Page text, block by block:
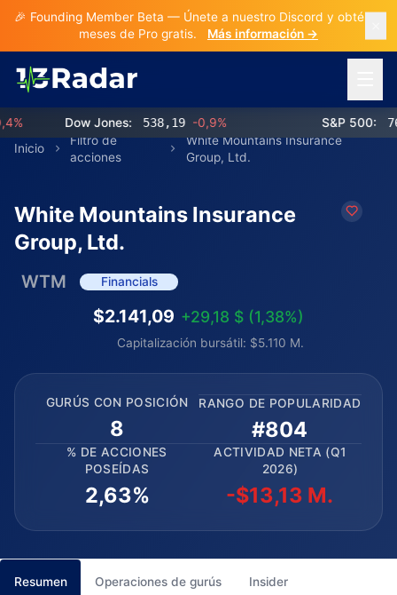
🎉 Founding Member Beta — Únete a nuestro Discord y obtén 3
meses de Pro gratis.
Más información →
Dow Jones: 538,19 -0,9% S&P 500:
Inicio
Filtro de
acciones
White Mountains Insurance
Group, Ltd.
White Mountains Insurance
Group, Ltd.
WTM Financials
$2.141,09 +29,18 $ (1,38%)
Capitalización bursátil: $5.110 M.
GURÚS CON POSICIÓN
8
RANGO DE POPULARIDAD
#804
% DE ACCIONES
POSEÍDAS
2,63%
ACTIVIDAD NETA (Q1
2026)
-$13,13 M.
Resumen Operaciones de gurús Insider